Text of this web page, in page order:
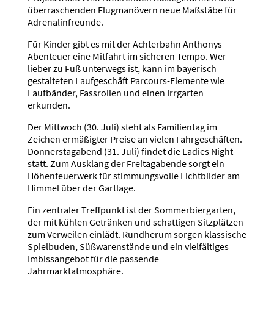
überraschenden Flugmanövern neue Maßstäbe für
Adrenalinfreunde.
Für Kinder gibt es mit der Achterbahn Anthonys
Abenteuer eine Mitfahrt im sicheren Tempo. Wer
lieber zu Fuß unterwegs ist, kann im bayerisch
gestalteten Laufgeschäft Parcours-Elemente wie
Laufbänder, Fassrollen und einen Irrgarten
erkunden.
Der Mittwoch (30. Juli) steht als Familientag im
Zeichen ermäßigter Preise an vielen Fahrgeschäften.
Donnerstagabend (31. Juli) findet die Ladies Night
statt. Zum Ausklang der Freitagabende sorgt ein
Höhenfeuerwerk für stimmungsvolle Lichtbilder am
Himmel über der Gartlage.
Ein zentraler Treffpunkt ist der Sommerbiergarten,
der mit kühlen Getränken und schattigen Sitzplätzen
zum Verweilen einlädt. Rundherum sorgen klassische
Spielbuden, Süßwarenstände und ein vielfältiges
Imbissangebot für die passende
Jahrmarktatmosphäre.